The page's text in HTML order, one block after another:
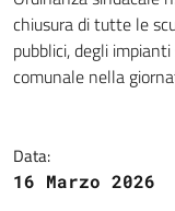
chiusura di tutte le
pubblici, degli
comunale nella
Data:
16 Marzo 2026